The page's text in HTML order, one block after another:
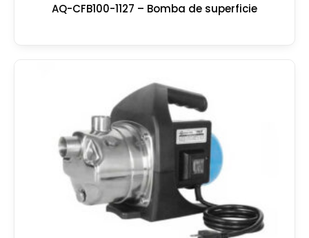
AQ-CFB100-1127 – Bomba de superficie